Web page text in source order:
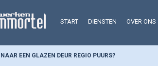
START DIENSTEN OVER ONS
EEN GLAZEN DEUR REGIO PUURS?